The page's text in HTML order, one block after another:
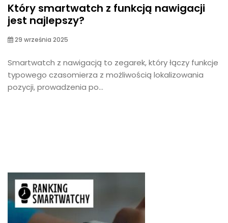
Który smartwatch z funkcją nawigacji
jest najlepszy?
29 września 2025
Smartwatch z nawigacją to zegarek, który łączy funkcje
typowego czasomierza z możliwością lokalizowania
pozycji, prowadzenia po...